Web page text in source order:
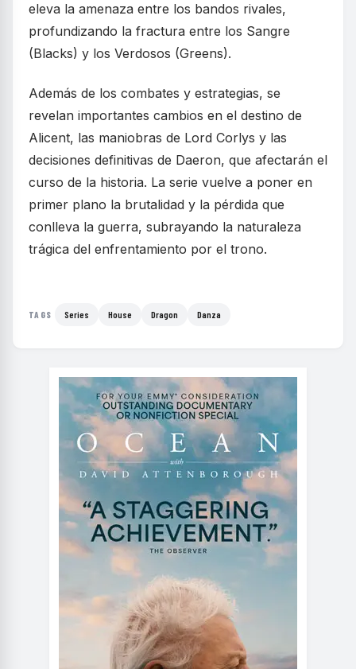
eleva la amenaza entre los bandos rivales,
profundizando la fractura entre los Sangre
(Blacks) y los Verdosos (Greens).
Además de los combates y estrategias, se
revelan importantes cambios en el destino de
Alicent, las maniobras de Lord Corlys y las
decisiones definitivas de Daeron, que afectarán el
curso de la historia. La serie vuelve a poner en
primer plano la brutalidad y la pérdida que
conlleva la guerra, subrayando la naturaleza
trágica del enfrentamiento por el trono.
TAGS Series House Dragon Danza